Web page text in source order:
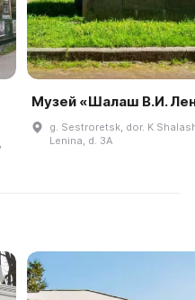
Музей «Шалаш В.И.
g. Sestroretsk, dor. K
Lenina, d. 3A